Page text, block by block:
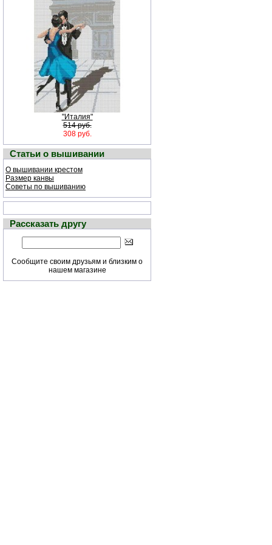
"Италия"
514 руб.
308 руб.
Статьи о вышивании
О вышивании крестом
Размер канвы
Советы по вышиванию
Рассказать другу
Сообщите своим друзьям и близким о
нашем магазине